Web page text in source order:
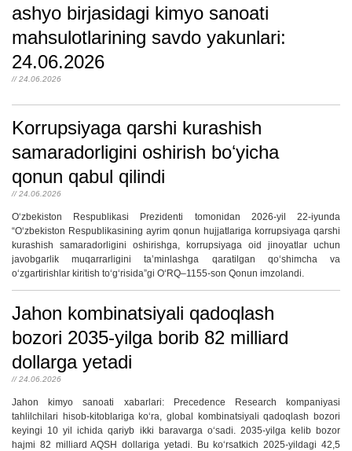
ashyo birjasidagi kimyo sanoati
mahsulotlarining savdo yakunlari:
24.06.2026
// 24.06.2026
Korrupsiyaga qarshi kurashish
samaradorligini oshirish boʻyicha
qonun qabul qilindi
// 24.06.2026
O‘zbekiston Respublikasi Prezidenti tomonidan 2026-yil 22-iyunda
“O‘zbekiston Respublikasining ayrim qonun hujjatlariga korrupsiyaga qarshi
kurashish samaradorligini oshirishga, korrupsiyaga oid jinoyatlar uchun
javobgarlik muqarrarligini ta’minlashga qaratilgan qo‘shimcha va
o‘zgartirishlar kiritish to‘g‘risida”gi O‘RQ–1155-son Qonun imzolandi.
Jahon kombinatsiyali qadoqlash
bozori 2035-yilga borib 82 milliard
dollarga yetadi
// 24.06.2026
Jahon kimyo sanoati xabarlari: Precedence Research kompaniyasi
tahlilchilari hisob-kitoblariga koʻra, global kombinatsiyali qadoqlash bozori
keyingi 10 yil ichida qariyb ikki baravarga oʻsadi. 2035-yilga kelib bozor
hajmi 82 milliard AQSH dollariga yetadi. Bu koʻrsatkich 2025-yildagi 42,5